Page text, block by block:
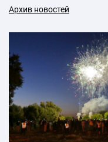
Архив новостей